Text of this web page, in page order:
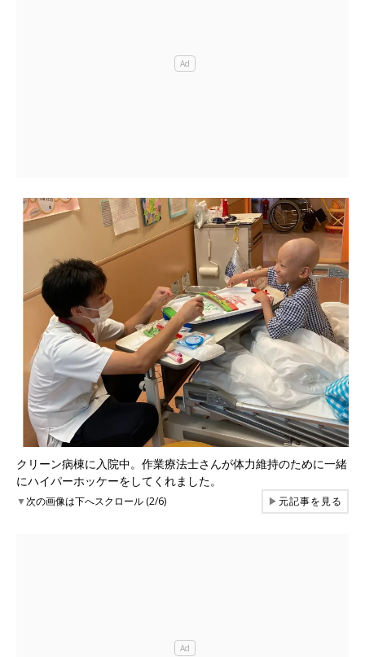
クリーン病棟に入院中。作業療法士さんが体力維持のために一緒
にハイパーホッケーをしてくれました。
▼次の画像は下へスクロール (2/6) ▶元記事を見る